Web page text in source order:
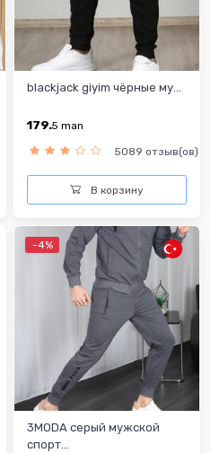
blackjack giyim чёрные му...
179.5 man
5089 отзыв(ов)
В корзину
-4%
3MODA серый мужской
спорт...